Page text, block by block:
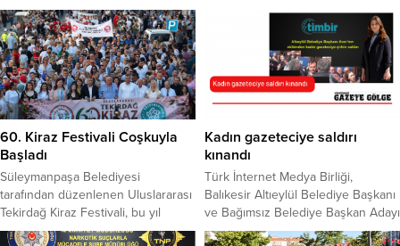
ebeveynleri uyardı.Yaygın olarak
kullanılan çevrim içi oyun
mecralarının çocuklara eğlenceli bir
sosyal ortam sunarken, siber
zorbalık, dolandırıcılık,
müstehcenlik ve kişisel veri ihlali
gibi güvenlik risklerini de
bünyesinde barındırdığına dikkat
çekilirken, çocukların güvende
olması için anne-babaların dikkat
etmesi gereken konulara ilişkin
bilgilendirmede bulunuldu....
Tekirdağ için ortak akılla hareket
edilmesi gerektiğini söyleyen
Varan, yapmış oldukları tüm
çalışmaları belediyeler ile
paylaşmaya hazır olduklarını
kaydetti. Seçim sürecinde birçok
dinlediklerini belirten Varan,
verilen vaatlerin neredeyse hepsi ,
bir önceki belediyenin mali
tablosu...
60. Kiraz Festivali Coşkuyla
Başladı
​Süleymanpaşa Belediyesi
tarafından düzenlenen Uluslararası
Tekirdağ Kiraz Festivali, bu yıl
60’ıncı kez kapılarını açtı. Festivalin
Kadın gazeteciye saldırı
kınandı
Türk İnternet Medya Birliği,
Balıkesir Altıeylül Belediye Başkanı
ve Bağımsız Belediye Başkan Adayı
Hasan Avcı’nın ekibinde yer